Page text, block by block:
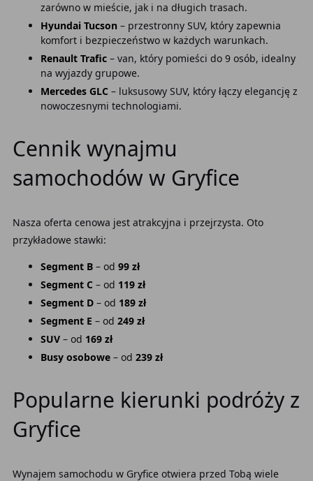
zarówno w mieście, jak i na długich trasach.
Hyundai Tucson – przestronny SUV, który zapewnia
komfort i bezpieczeństwo w każdych warunkach.
Renault Trafic– van, który pomieści do 9 osób, idealny
na wyjazdy grupowe.
Mercedes GLC – luksusowy SUV, który łączy elegancję z
nowoczesnymi technologiami.
Cennik wynajmu
samochodów w Gryfice
Nasza oferta cenowa jest atrakcyjna i przejrzysta. Oto
przykładowe stawki:
Segment B– od 99 zł
Segment C – od 119 zł
Segment D– od 189 zł
Segment E – od 249 zł
SUV– od 169 zł
Busy osobowe– od 239 zł
Popularne kierunki podróży z
Gryfice
Wynajem samochodu w Gryfice otwiera przed Tobą wiele